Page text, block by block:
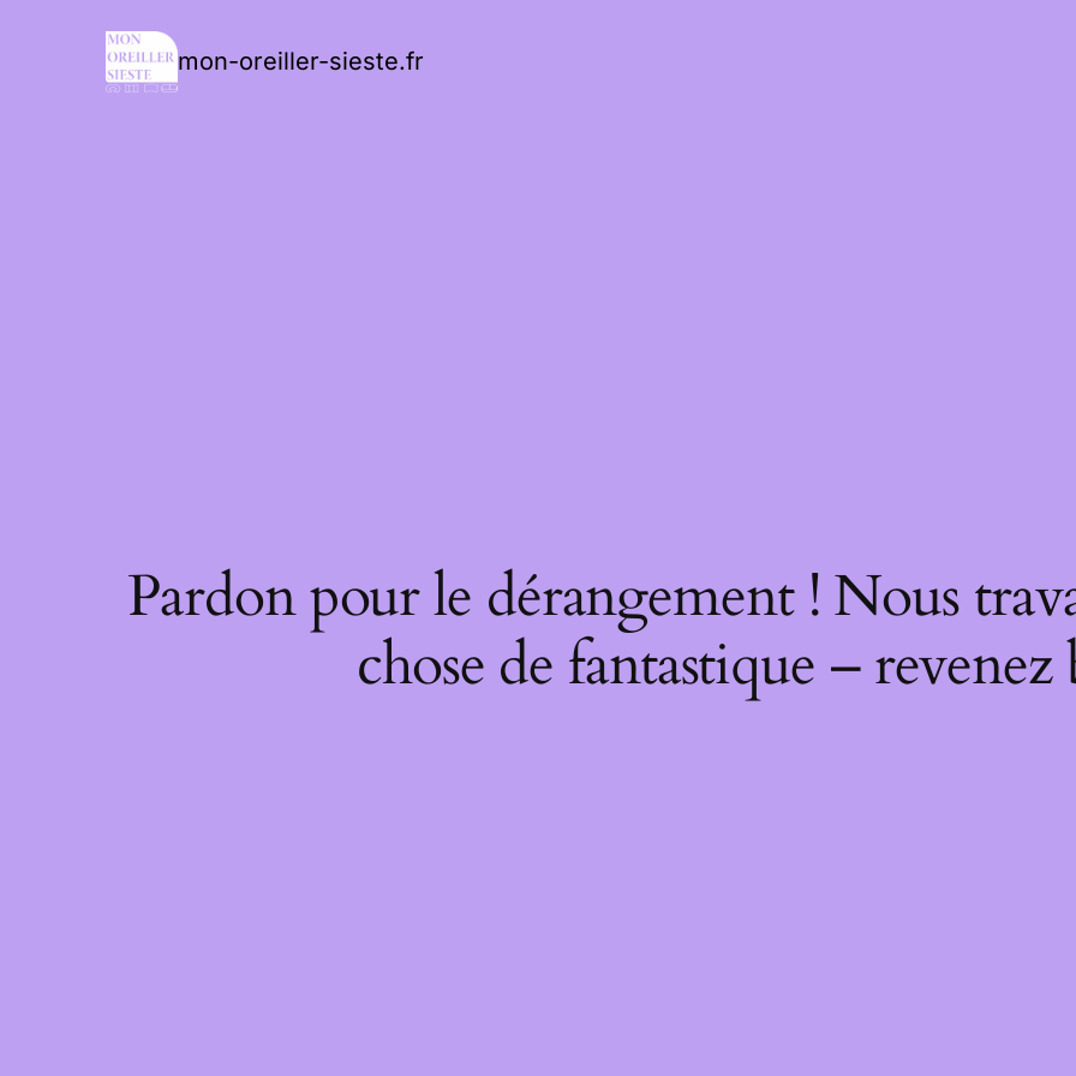
mon-oreiller-sieste.fr
Pardon pour le dérangement ! Nous
chose de fantastique –